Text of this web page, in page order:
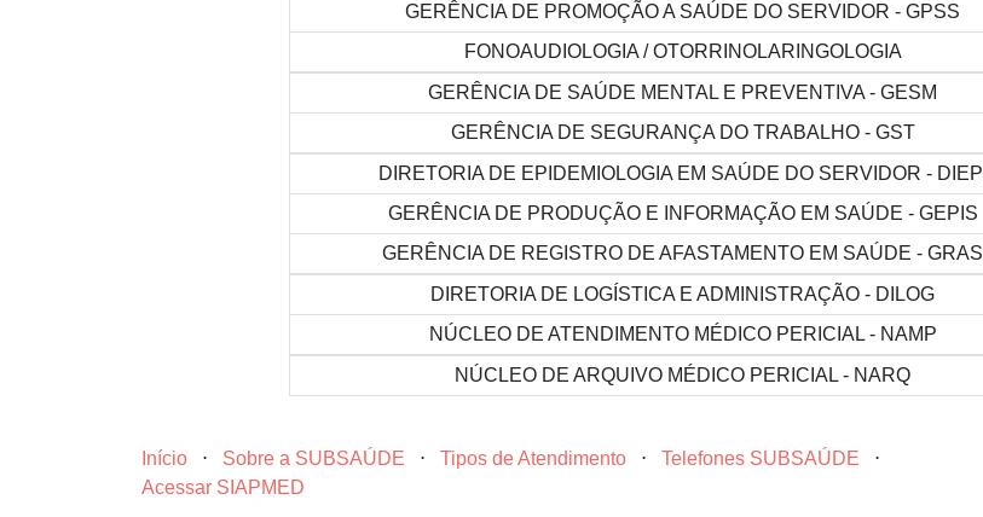
GERÊNCIA DE PROMOÇÃO A SAÚDE DO SERVIDOR - GPSS
FONOAUDIOLOGIA / OTORRINOLARINGOLOGIA
GERÊNCIA DE SAÚDE MENTAL E PREVENTIVA - GESM
GERÊNCIA DE SEGURANÇA DO TRABALHO - GST
DIRETORIA DE EPIDEMIOLOGIA EM SAÚDE DO SERVIDOR - DIEPI
GERÊNCIA DE PRODUÇÃO E INFORMAÇÃO EM SAÚDE - GEPIS
GERÊNCIA DE REGISTRO DE AFASTAMENTO EM SAÚDE - GRAS
DIRETORIA DE LOGÍSTICA E ADMINISTRAÇÃO - DILOG
NÚCLEO DE ATENDIMENTO MÉDICO PERICIAL - NAMP
NÚCLEO DE ARQUIVO MÉDICO PERICIAL - NARQ
Início ⋅ Sobre a SUBSAÚDE ⋅ Tipos de Atendimento ⋅ Telefones SUBSAÚDE
⋅
Acessar SIAPMED